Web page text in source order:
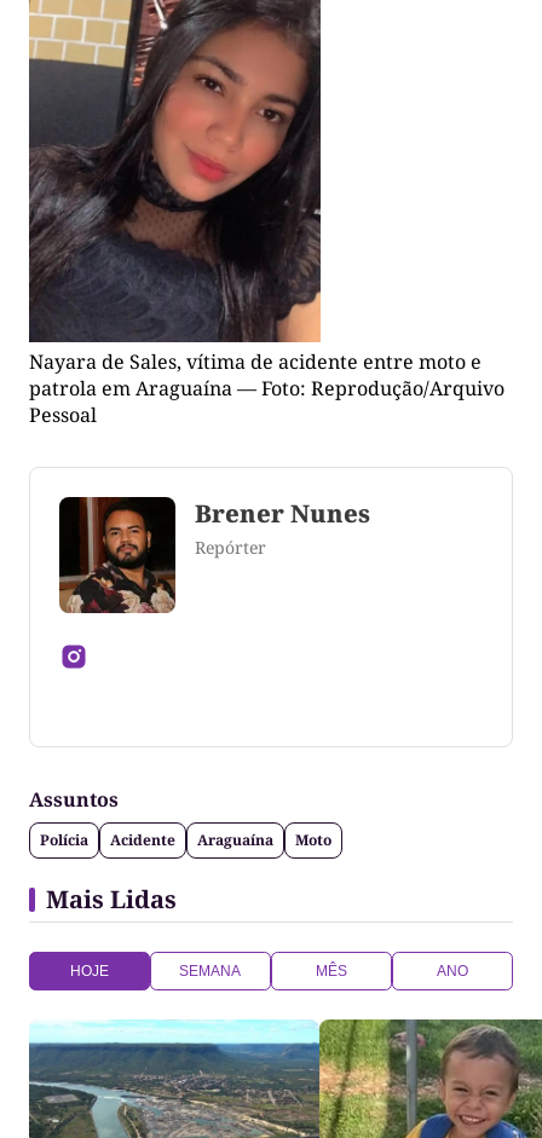
Nayara de Sales, vítima de acidente entre moto e
patrola em Araguaína — Foto: Reprodução/Arquivo
Pessoal
Brener Nunes
Repórter
Tocantins
Assuntos
Polícia Acidente Araguaína Moto
Mais Lidas
HOJE SEMANA MÊS ANO